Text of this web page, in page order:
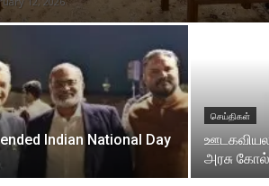
Indian National Day
செய்திகள்
அரசு